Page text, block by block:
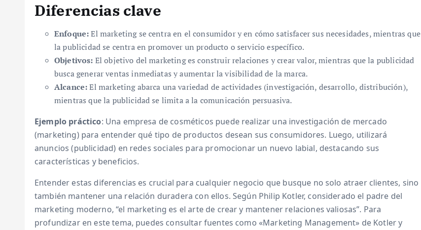
Diferencias clave
Enfoque:El marketing se centra en el consumidor y en cómo satisfacer sus necesidades, mientras que
la publicidad se centra en promover un producto o servicio específico.
Objetivos: El objetivo del marketing es construir relaciones y crear valor, mientras que la publicidad
busca generar ventas inmediatas y aumentar la visibilidad de la marca.
Alcance:El marketing abarca una variedad de actividades (investigación, desarrollo, distribución),
mientras que la publicidad se limita a la comunicación persuasiva.
Ejemplo práctico: Una empresa de cosméticos puede realizar una investigación de mercado
(marketing) para entender qué tipo de productos desean sus consumidores. Luego, utilizará
anuncios (publicidad) en redes sociales para promocionar un nuevo labial, destacando sus
características y beneficios.
Entender estas diferencias es crucial para cualquier negocio que busque no solo atraer clientes, sino
también mantener una relación duradera con ellos. Según Philip Kotler, considerado el padre del
marketing moderno, “el marketing es el arte de crear y mantener relaciones valiosas”. Para
profundizar en este tema, puedes consultar fuentes como «Marketing Management» de Kotler y